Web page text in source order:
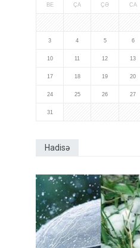
BE ÇA ÇƏ CA
3 4 5 6
10 11 12 13
17 18 19 20
24 25 26 27
31
Hadisə